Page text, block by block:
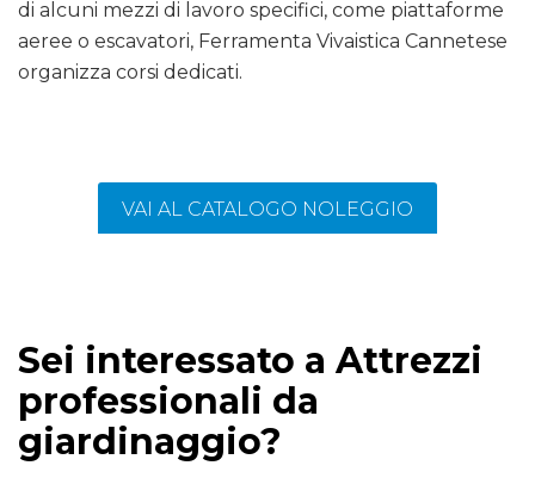
di alcuni mezzi di lavoro specifici, come piattaforme
aeree o escavatori, Ferramenta Vivaistica Cannetese
organizza corsi dedicati.
VAI AL CATALOGO NOLEGGIO
Sei interessato a Attrezzi
professionali da
giardinaggio?